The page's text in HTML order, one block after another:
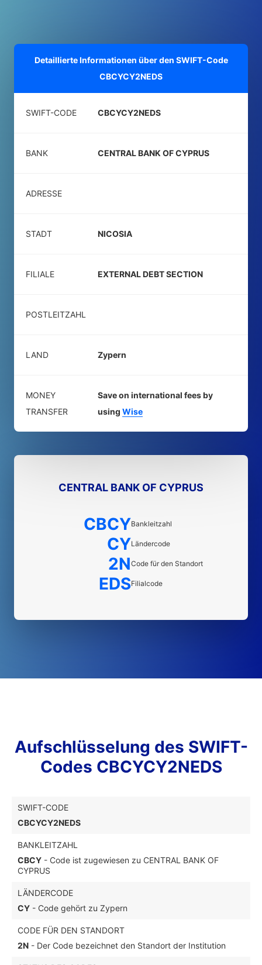
Detaillierte Informationen über den SWIFT-Code
CBCYCY2NEDS
SWIFT-CODE CBCYCY2NEDS
BANK CENTRAL BANK OF CYPRUS
ADRESSE
STADT NICOSIA
FILIALE EXTERNAL DEBT SECTION
POSTLEITZAHL
LAND Zypern
MONEY
TRANSFER
Save on international fees by
using Wise
CENTRAL BANK OF CYPRUS
CBCYBankleitzahl
CYLändercode
2NCode für den Standort
EDSFilialcode
Aufschlüsselung des SWIFT-
Codes CBCYCY2NEDS
SWIFT-CODE
CBCYCY2NEDS
BANKLEITZAHL
CBCY - Code ist zugewiesen zu CENTRAL BANK OF
CYPRUS
LÄNDERCODE
CY - Code gehört zu Zypern
CODE FÜR DEN STANDORT
2N - Der Code bezeichnet den Standort der Institution